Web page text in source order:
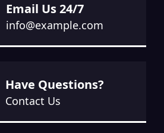
Email Us 24/7
info@example.com
Have Questions?
Contact Us